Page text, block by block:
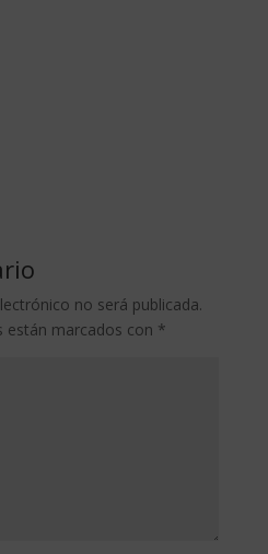
no será publicada.
están marcados con *